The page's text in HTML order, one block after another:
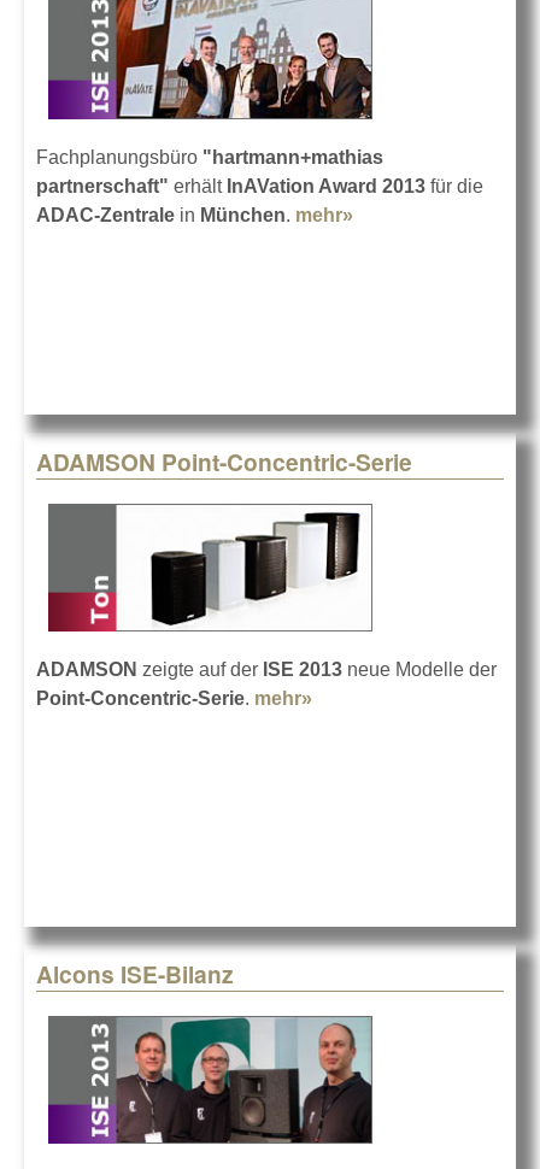
Fachplanungsbüro "hartmann+mathias
partnerschaft" erhältInAVation Award 2013 für die
ADAC-Zentrale in München. mehr»
ADAMSON Point-Concentric-Serie
ADAMSON zeigte auf der ISE 2013 neue Modelle der
Point-Concentric-Serie. mehr»
Alcons ISE-Bilanz